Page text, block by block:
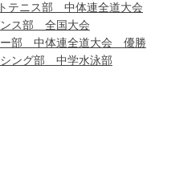
テニス部 中体連全道大会
ンス部 全国大会
ー部 中体連全道大会 優勝
シング部 中学水泳部